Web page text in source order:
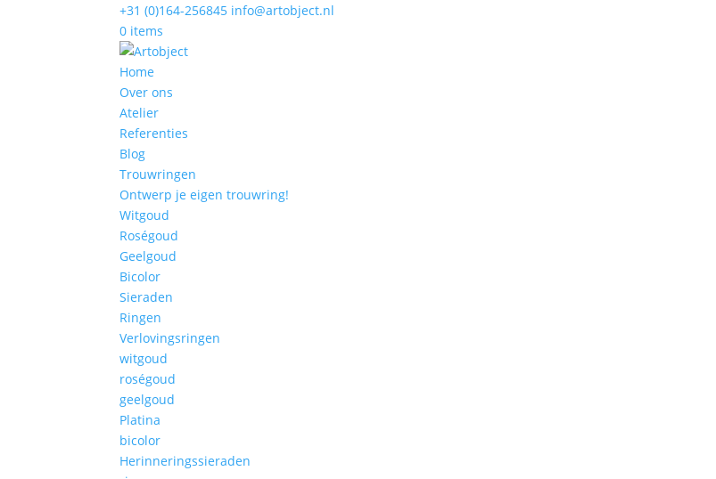
+31 (0)164-256845 info@artobject.nl
0 items
Home
Over ons
Atelier
Referenties
Blog
Trouwringen
Ontwerp je eigen trouwring!
Witgoud
Roségoud
Geelgoud
Bicolor
Sieraden
Ringen
Verlovingsringen
witgoud
roségoud
geelgoud
Platina
bicolor
Herinneringssieraden